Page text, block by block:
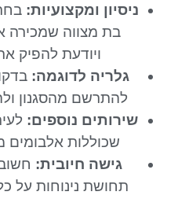
ניסיון ומקצועיות:
בת מצווה שמכירה
ויודעת להפיק
גלריה לדוגמה:
להתרשם מהסגנון
שירותים נוספים:
שכוללות אלבומים
גישה חיובית:
תחושת נינוחות